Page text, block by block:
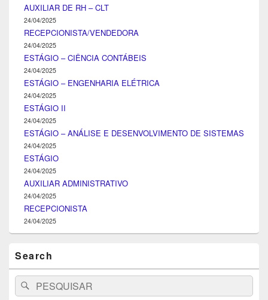
AUXILIAR DE RH – CLT
24/04/2025
RECEPCIONISTA/VENDEDORA
24/04/2025
ESTÁGIO – CIÊNCIA CONTÁBEIS
24/04/2025
ESTÁGIO – ENGENHARIA ELÉTRICA
24/04/2025
ESTÁGIO II
24/04/2025
ESTÁGIO – ANÁLISE E DESENVOLVIMENTO DE SISTEMAS
24/04/2025
ESTÁGIO
24/04/2025
AUXILIAR ADMINISTRATIVO
24/04/2025
RECEPCIONISTA
24/04/2025
Search
Search
for:
Pesquisar